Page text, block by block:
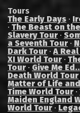
Tours
The Early Days ·
· The Beast on
Slavery Tour ·
a Seventh Tour ·
Dark Tour ·A
XI World Tour ·
Tour · Give Me
Death World Tour
Matter of Life
Time World Tour ·
Maiden England
World Tour·